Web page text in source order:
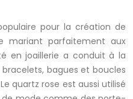
pour la création de
mariant parfaitement aux
en joaillerie a conduit à la
bagues et boucles
quartz rose est aussi utilisé